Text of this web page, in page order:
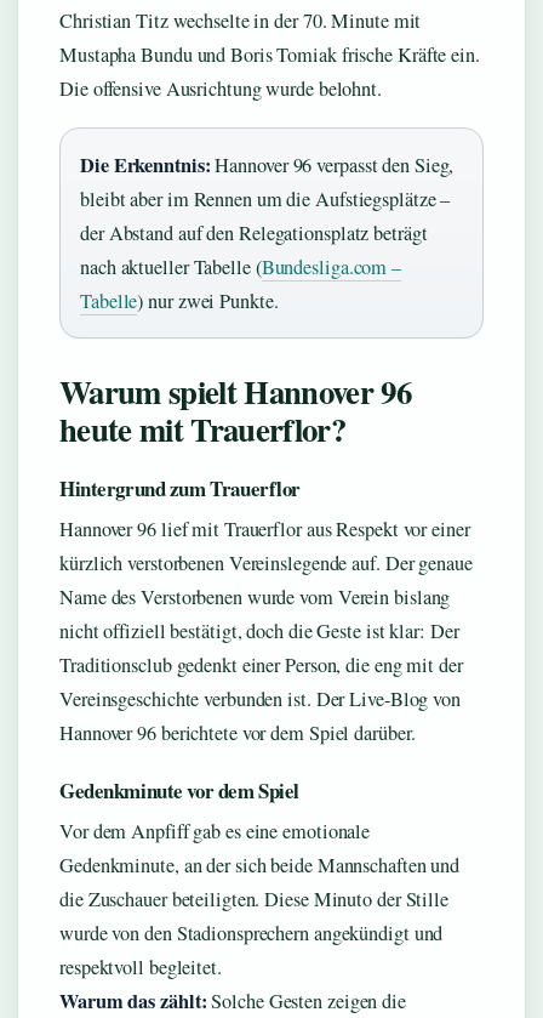
Christian Titz wechselte in der 70. Minute mit
Mustapha Bundu und Boris Tomiak frische Kräfte ein.
Die offensive Ausrichtung wurde belohnt.
Die Erkenntnis:Hannover 96 verpasst den Sieg,
bleibt aber im Rennen um die Aufstiegsplätze –
der Abstand auf den Relegationsplatz beträgt
nach aktueller Tabelle (Bundesliga.com –
Tabelle) nur zwei Punkte.
Warum spielt Hannover 96
heute mit Trauerflor?
Hintergrund zum Trauerflor
Hannover 96 lief mit Trauerflor aus Respekt vor einer
kürzlich verstorbenen Vereinslegende auf. Der genaue
Name des Verstorbenen wurde vom Verein bislang
nicht offiziell bestätigt, doch die Geste ist klar: Der
Traditionsclub gedenkt einer Person, die eng mit der
Vereinsgeschichte verbunden ist. Der Live-Blog von
Hannover 96 berichtete vor dem Spiel darüber.
Gedenkminute vor dem Spiel
Vor dem Anpfiff gab es eine emotionale
Gedenkminute, an der sich beide Mannschaften und
die Zuschauer beteiligten. Diese Minuto der Stille
wurde von den Stadionsprechern angekündigt und
respektvoll begleitet.
Warum das zählt:Solche Gesten zeigen die